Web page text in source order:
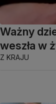
Ważny
weszła w
Z KRAJU